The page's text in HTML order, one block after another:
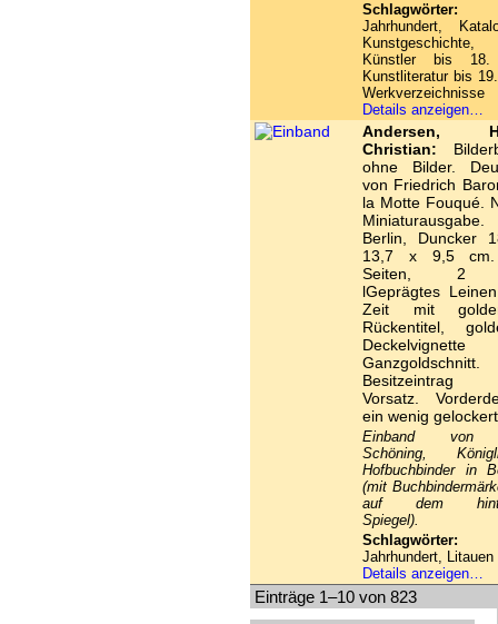
Schlagwörter:
Jahrhundert,
Kunstgeschichte,
Künstler bis
Kunstliteratur bis
Werkverzeichnisse
Details anzeigen…
Andersen,
Christian:
ohne Bilder.
von Friedrich
la Motte Fouqué.
Miniaturausgabe.
Berlin, Duncker
13,7 x 9,5
Seiten, 2
lGeprägtes
Zeit mit
Rückentitel,
Deckelvignette
Ganzgoldschnitt.
Besitzeintrag
Vorsatz.
ein wenig
Einband von
Schöning,
Hofbuchbinder in
(mit
auf dem
Spiegel).
Schlagwörter:
Jahrhundert, Litauen
Details anzeigen…
Einträge 1–10 von 823